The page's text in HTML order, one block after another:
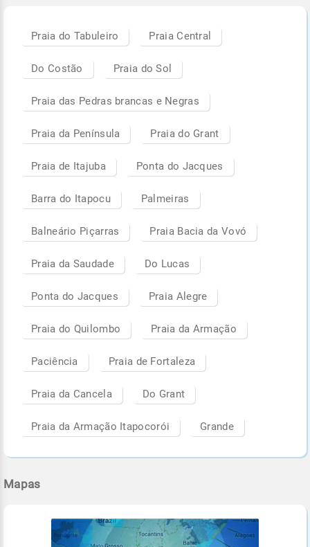
Praia do Tabuleiro Praia Central
Do Costão Praia do Sol
Praia das Pedras brancas e Negras
Praia da Península Praia do Grant
Praia de Itajuba Ponta do Jacques
Barra do Itapocu Palmeiras
Balneário Piçarras Praia Bacia da Vovó
Praia da Saudade Do Lucas
Ponta do Jacques Praia Alegre
Praia do Quilombo Praia da Armação
Paciência Praia de Fortaleza
Praia da Cancela Do Grant
Praia da Armação Itapocorói Grande
Mapas